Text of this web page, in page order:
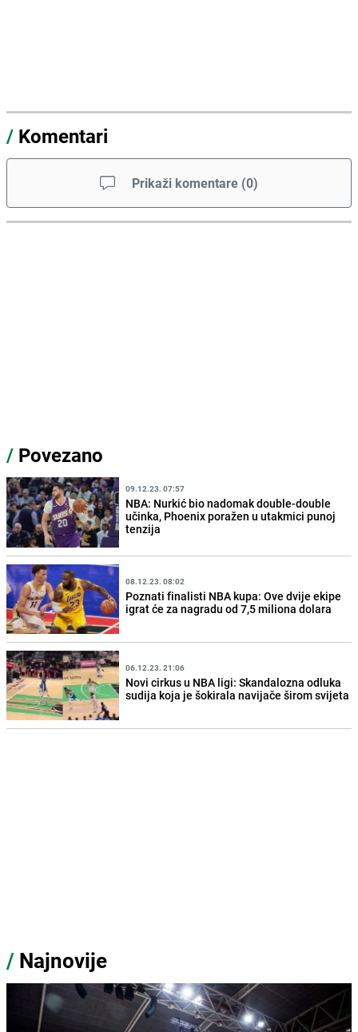
/ Komentari
Prikaži komentare (0)
/ Povezano
09.12.23. 07:57
NBA: Nurkić bio nadomak double-double
učinka, Phoenix poražen u utakmici punoj
tenzija
08.12.23. 08:02
Poznati finalisti NBA kupa: Ove dvije ekipe
igrat će za nagradu od 7,5 miliona dolara
06.12.23. 21:06
Novi cirkus u NBA ligi: Skandalozna odluka
sudija koja je šokirala navijače širom svijeta
/ Najnovije